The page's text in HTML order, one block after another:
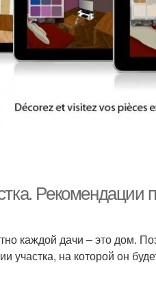
Рекомендации
каждой дачи – это дом.
участка, на которой он